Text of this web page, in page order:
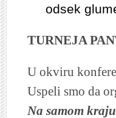
odsek
TURNEJA
U okviru
Uspeli smo da
Na samom